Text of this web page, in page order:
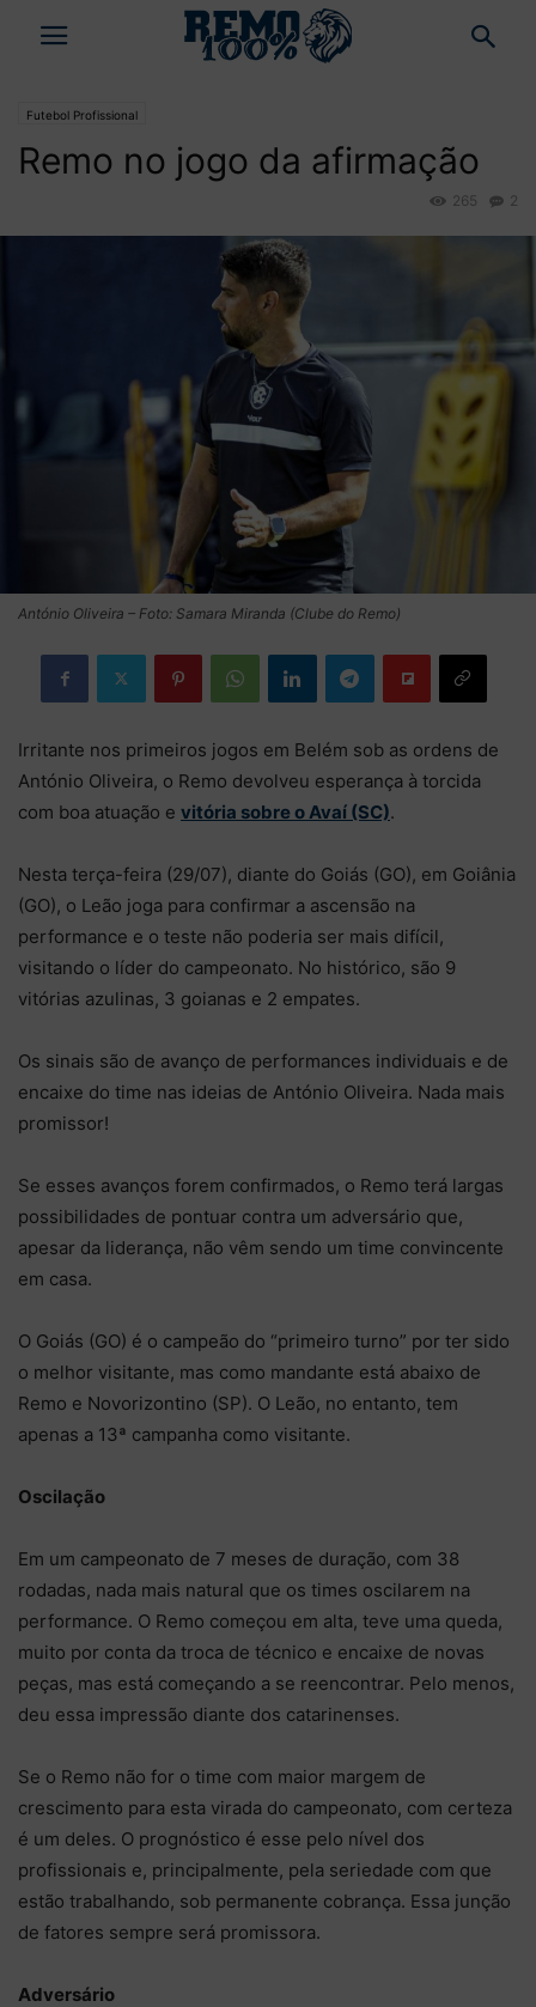
Futebol Profissional
Remo no jogo da afirmação
2
265
António Oliveira – Foto: Samara Miranda (Clube do Remo)
Irritante nos primeiros jogos em Belém sob as ordens de
António Oliveira, o Remo devolveu esperança à torcida
com boa atuação e vitória sobre o Avaí (SC).
Nesta terça-feira (29/07), diante do Goiás (GO), em Goiânia
(GO), o Leão joga para confirmar a ascensão na
performance e o teste não poderia ser mais difícil,
visitando o líder do campeonato. No histórico, são 9
vitórias azulinas, 3 goianas e 2 empates.
Os sinais são de avanço de performances individuais e de
encaixe do time nas ideias de António Oliveira. Nada mais
promissor!
Se esses avanços forem confirmados, o Remo terá largas
possibilidades de pontuar contra um adversário que,
apesar da liderança, não vêm sendo um time convincente
em casa.
O Goiás (GO) é o campeão do “primeiro turno” por ter sido
o melhor visitante, mas como mandante está abaixo de
Remo e Novorizontino (SP). O Leão, no entanto, tem
apenas a 13ª campanha como visitante.
Oscilação
Em um campeonato de 7 meses de duração, com 38
rodadas, nada mais natural que os times oscilarem na
performance. O Remo começou em alta, teve uma queda,
muito por conta da troca de técnico e encaixe de novas
peças, mas está começando a se reencontrar. Pelo menos,
deu essa impressão diante dos catarinenses.
Se o Remo não for o time com maior margem de
crescimento para esta virada do campeonato, com certeza
é um deles. O prognóstico é esse pelo nível dos
profissionais e, principalmente, pela seriedade com que
estão trabalhando, sob permanente cobrança. Essa junção
de fatores sempre será promissora.
Adversário